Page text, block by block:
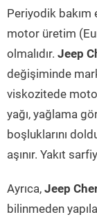
Periyodik bakım
motor üretim
olmalıdır. Jeep
değişiminde
viskozitede
yağı, yağlama
boşluklarını
aşınır. Yakıt
Ayrıca, Jeep
bilinmeden